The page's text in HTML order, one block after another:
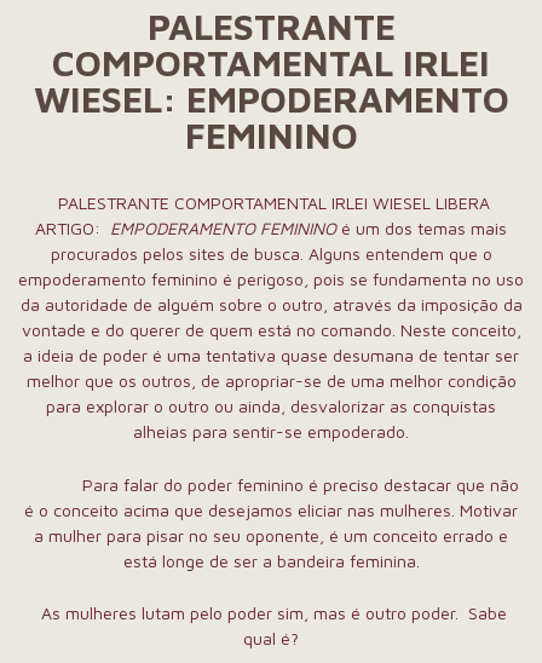
PALESTRANTE
COMPORTAMENTAL IRLEI
WIESEL: EMPODERAMENTO
FEMININO
PALESTRANTE COMPORTAMENTAL IRLEI WIESEL LIBERA
ARTIGO:
EMPODERAMENTO FEMININOé um dos temas mais
procurados pelos sites de busca. Alguns entendem que o
empoderamento feminino é perigoso, pois se fundamenta no uso
da autoridade de alguém sobre o outro, através da imposição da
vontade e do querer de quem está no comando. Neste conceito,
a ideia de poder é uma tentativa quase desumana de tentar ser
melhor que os outros, de apropriar-se de uma melhor condição
para explorar o outro ou ainda, desvalorizar as conquistas
alheias para sentir-se empoderado.
Para falar do poder feminino é preciso destacar que não
é o conceito acima que desejamos eliciar nas mulheres. Motivar
a mulher para pisar no seu oponente, é um conceito errado e
está longe de ser a bandeira feminina.
As mulheres lutam pelo poder sim, mas é outro poder. Sabe
qual é?